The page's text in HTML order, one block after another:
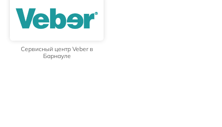
Сервисный центр Veber в
Барнауле